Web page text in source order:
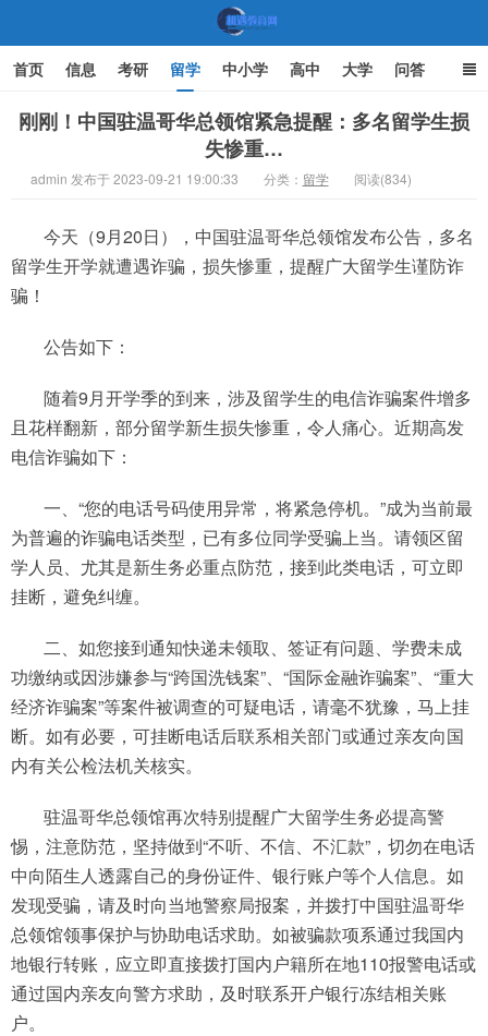
机遇教育网
首页 信息 考研 留学 中小学 高中 大学 问答
文化 家庭教育
刚刚！中国驻温哥华总领馆紧急提醒：多名留学生损
失惨重…
admin 发布于 2023-09-21 19:00:33 分类： 留学 阅读(834)
今天（9月20日），中国驻温哥华总领馆发布公告，多名
留学生开学就遭遇诈骗，损失惨重，提醒广大留学生谨防诈
骗！
公告如下：
随着9月开学季的到来，涉及留学生的电信诈骗案件增多
且花样翻新，部分留学新生损失惨重，令人痛心。近期高发
电信诈骗如下：
一、“您的电话号码使用异常，将紧急停机。”成为当前最
为普遍的诈骗电话类型，已有多位同学受骗上当。请领区留
学人员、尤其是新生务必重点防范，接到此类电话，可立即
挂断，避免纠缠。
二、如您接到通知快递未领取、签证有问题、学费未成
功缴纳或因涉嫌参与“跨国洗钱案”、“国际金融诈骗案”、“重大
经济诈骗案”等案件被调查的可疑电话，请毫不犹豫，马上挂
断。如有必要，可挂断电话后联系相关部门或通过亲友向国
内有关公检法机关核实。
驻温哥华总领馆再次特别提醒广大留学生务必提高警
惕，注意防范，坚持做到“不听、不信、不汇款”，切勿在电话
中向陌生人透露自己的身份证件、银行账户等个人信息。如
发现受骗，请及时向当地警察局报案，并拨打中国驻温哥华
总领馆领事保护与协助电话求助。如被骗款项系通过我国内
地银行转账，应立即直接拨打国内户籍所在地110报警电话或
通过国内亲友向警方求助，及时联系开户银行冻结相关账
户。